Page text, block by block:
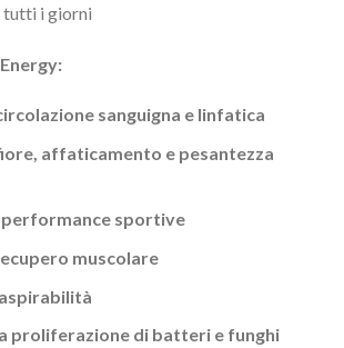
tutti i giorni
sanguigna e linfatica
affaticamento e pesantezza
performance sportive
muscolare
proliferazione di batteri e funghi